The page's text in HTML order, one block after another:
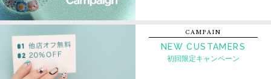
CAMPAIN
NEW CUSTAMERS
初回限定キャンペーン